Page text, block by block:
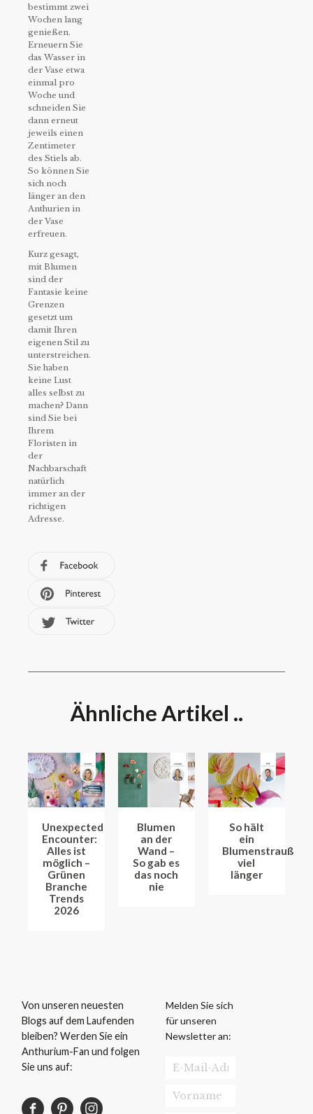
bestimmt zwei
Wochen lang
genießen.
Erneuern Sie
das Wasser in
der Vase etwa
einmal pro
Woche und
schneiden Sie
dann erneut
jeweils einen
Zentimeter
des Stiels ab.
So können Sie
sich noch
länger an den
Anthurien in
der Vase
erfreuen.
Kurz gesagt,
mit Blumen
sind der
Fantasie keine
Grenzen
gesetzt um
damit Ihren
eigenen Stil zu
unterstreichen.
Sie haben
keine Lust
alles selbst zu
machen? Dann
sind Sie bei
Ihrem
Floristen in
der
Nachbarschaft
natürlich
immer an der
richtigen
Adresse.
Ähnliche Artikel ..
Unexpected
Encounter:
Alles ist
möglich –
Grünen
Branche
Trends
2026
Blumen
an der
Wand –
So gab es
das noch
nie
So hält
ein
Blumenstrauß
viel
länger
Von unseren neuesten
Blogs auf dem Laufenden
bleiben? Werden Sie ein
Anthurium-Fan und folgen
Sie uns auf:
Melden Sie sich
für unseren
Newsletter an: